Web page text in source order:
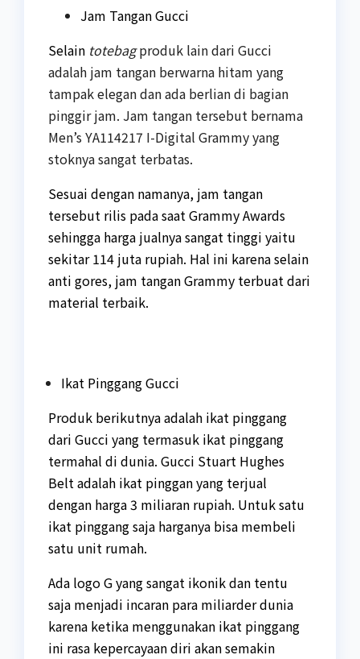
Jam Tangan Gucci
Selain totebagproduk lain dari Gucci
adalah jam tangan berwarna hitam yang
tampak elegan dan ada berlian di bagian
pinggir jam. Jam tangan tersebut bernama
Men’s YA114217 I-Digital Grammy yang
stoknya sangat terbatas.
Sesuai dengan namanya, jam tangan
tersebut rilis pada saat Grammy Awards
sehingga harga jualnya sangat tinggi yaitu
sekitar 114 juta rupiah. Hal ini karena selain
anti gores, jam tangan Grammy terbuat dari
material terbaik.
Ikat Pinggang Gucci
Produk berikutnya adalah ikat pinggang
dari Gucci yang termasuk ikat pinggang
termahal di dunia. Gucci Stuart Hughes
Belt adalah ikat pinggan yang terjual
dengan harga 3 miliaran rupiah. Untuk satu
ikat pinggang saja harganya bisa membeli
satu unit rumah.
Ada logo G yang sangat ikonik dan tentu
saja menjadi incaran para miliarder dunia
karena ketika menggunakan ikat pinggang
ini rasa kepercayaan diri akan semakin